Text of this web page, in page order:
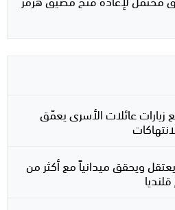
زيارات عائلات الأسرى يعمّق
ويحقق ميدانياً مع أكثر من